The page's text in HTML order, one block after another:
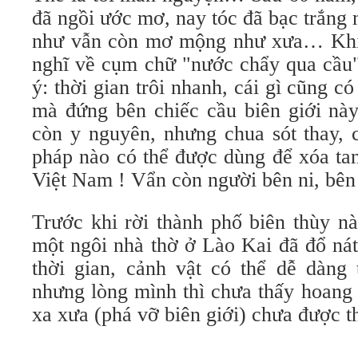
đã ngồi ước mơ, nay tóc đã bạc
như vẫn còn mơ mộng như xưa…
nghĩ về cụm chữ "nước chẩy qua
ý: thời gian trôi nhanh, cái gì cũng
mà đứng bên chiếc cầu biên giới
còn y nguyên, nhưng chua sót thay,
pháp nào có thể được dùng để xóa
Việt Nam ! Vẩn còn người bên ni,
Trước khi rời thành phố biên thùy
một ngôi nhà thờ ở Lào Kai đã đổ
thời gian, cảnh vật có thể dễ dàng
nhưng lòng mình thì chưa thấy
xa xưa (phá vỡ biên giới) chưa được